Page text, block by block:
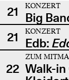
21
KONZERT
Big
21
KONZERT
Edb:
22
ZUM
Walk-